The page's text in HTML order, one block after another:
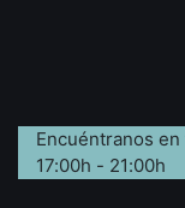
Encuéntranos
17:00h - 21:00h